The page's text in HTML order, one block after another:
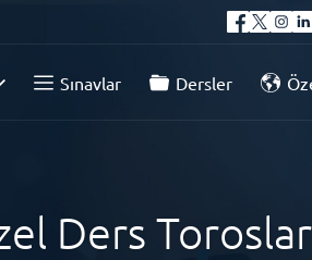
Sınavlar Dersler
Ders Toroslar